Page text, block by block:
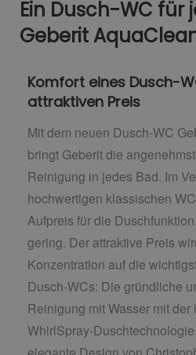
Ein Dusch-WC für
Geberit
Komfort eines Dusch-
attraktiven Preis
Mit dem neuen Dusch-WC
bringt Geberit die
Reinigung in jedes Bad. Im
hochwertigen klassischen
Aufpreis für die
gering. Der attraktive Preis
Konzentration auf die
Dusch-WCs: Die gründliche
Reinigung mit Wasser mit der
WhirlSpray-